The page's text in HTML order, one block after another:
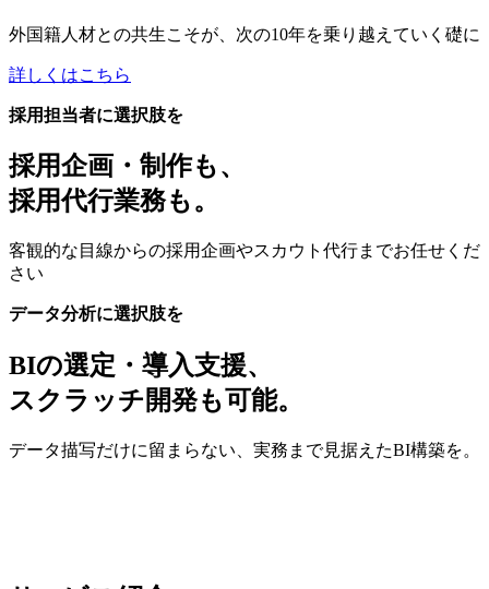
外国籍人材との共生こそが、次の10年を乗り越えていく礎に
詳しくはこちら
採用担当者に選択肢を
採用企画・制作も、
採用代行業務も。
客観的な目線からの採用企画やスカウト代行までお任せくだ
さい
データ分析に選択肢を
BIの選定・導入支援、
スクラッチ開発も可能。
データ描写だけに留まらない、実務まで見据えたBI構築を。